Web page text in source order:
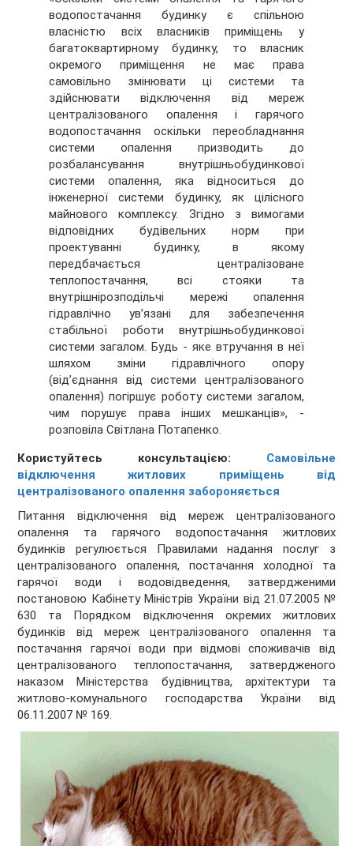
водопостачання будинку є спільною
власністю всіх власників приміщень у
багатоквартирному будинку, то власник
окремого приміщення не має права
самовільно змінювати ці системи та
здійснювати відключення від мереж
централізованого опалення і гарячого
водопостачання оскільки переобладнання
системи опалення призводить до
розбалансування внутрішньобудинкової
системи опалення, яка відноситься до
інженерної системи будинку, як цілісного
майнового комплексу. Згідно з вимогами
відповідних будівельних норм при
проектуванні будинку, в якому
передбачається централізоване
теплопостачання, всі стояки та
внутрішнірозподільчі мережі опалення
гідравлічно ув’язані для забезпечення
стабільної роботи внутрішньобудинкової
системи загалом. Будь - яке втручання в неї
шляхом зміни гідравлічного опору
(від’єднання від системи централізованого
опалення) погіршує роботу системи загалом,
чим порушує права інших мешканців», -
розповіла Світлана Потапенко.
Користуйтесь консультацією: Самовільне
відключення житлових приміщень від
централізованого опалення забороняється
Питання відключення від мереж централізованого
опалення та гарячого водопостачання житлових
будинків регулюється Правилами надання послуг з
централізованого опалення, постачання холодної та
гарячої води і водовідведення, затвердженими
постановою Кабінету Міністрів України від 21.07.2005 №
630 та Порядком відключення окремих житлових
будинків від мереж централізованого опалення та
постачання гарячої води при відмові споживачів від
централізованого теплопостачання, затвердженого
наказом Міністерства будівництва, архітектури та
житлово-комунального господарства України від
06.11.2007 № 169.